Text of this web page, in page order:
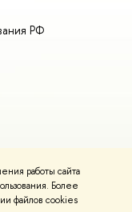
работы сайта
Более
файлов cookies
РФ